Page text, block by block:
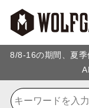
8/8-16の期間、夏